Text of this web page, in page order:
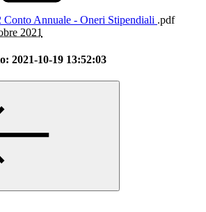
Conto Annuale - Oneri Stipendiali .pdf
2021
2021-10-19 13:52:03